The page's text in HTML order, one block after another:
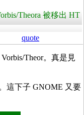
Theora 被移出 HT
quote
Theor。真是見
這下子 GNOME 又要